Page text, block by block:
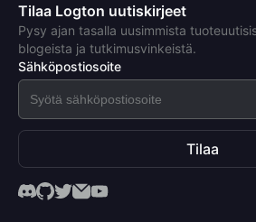
Tilaa Logton uutiskirjeet
Pysy ajan tasalla uusimmista
blogeista ja tutkimusvinkeistä.
Sähköpostiosoite
Tilaa